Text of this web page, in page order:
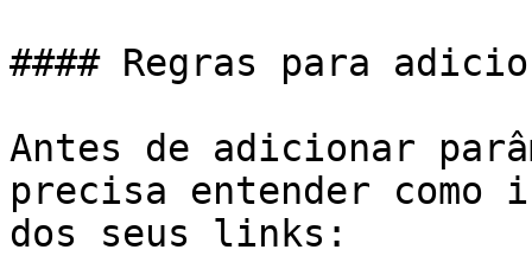
#### Regras para
Antes de adicionar
precisa entender como
dos seus links: